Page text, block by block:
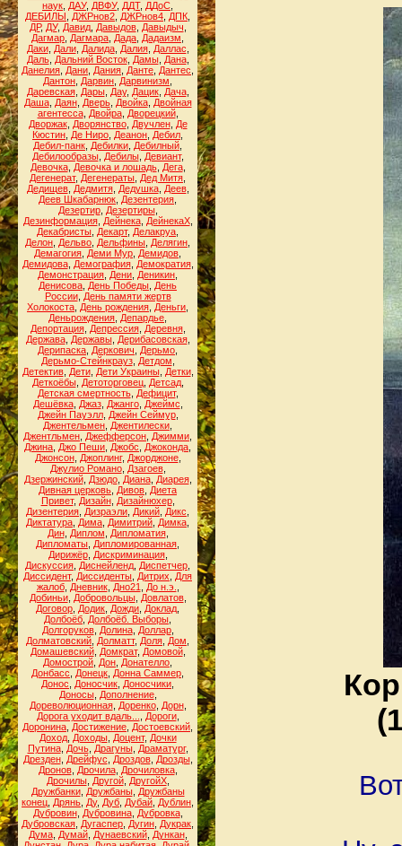
наук ДАУ, ДВФУ, ДДТ, ДДоС
ДЕБИЛЫ
ДЖРнов2 ДЖРнов4 ДПК
ДР, ДУ, Давид, Давыдов, Давыдыч
Дагмар Дагмара Дада Дадаизм
Даки, Дали, Далида, Далия, Даллас
Даль, Дальний Восток, Дамы, Дана,
Данелия Дани Дания Данте Дантес
Дантон Дарвин Дарвинизм
Даревская, Дары, Дау, Дацик, Дача,
Даша, Даян, Дверь, Двойка, Двойная
агентесса, Двойра, Дворецкий,
Дворжак, Дворянство, Двучлен, Де
Кюстин Де Ниро Деанон Дебил
Дебил-панк Дебилки Дебилный
Дебилообразы, Дебилы, Девиант,
Девочка, Девочка и лошадь, Дега,
Дегенерат, Дегенераты Дед Митя
Дедищев, Дедмитя, Дедушка, Деев,
Деев Шкабарнюк Дезентерия
Дезертир, Дезертиры,
Дезинформация, Дейнека, ДейнекаХ,
Декабристы Декарт, Делакруа
Делон Дельво Дельфины Делягин
Демагогия Деми Мур Демидов
Демидова, Демография, Демократия,
Демонстрация Дени Деникин
Денисова День Победы День
России, День памяти жертв
Холокоста День рождения Деньги
Деньрождения Депардье
Депортация, Депрессия, Деревня,
Держава, Державы, Дерибасовская,
Дерипаска Деркович Дерьмо
Дерьмо-Стейнкрауз, Детдом
Детектив, Дети, Дети Украины, Детки,
Деткоёбы, Детоторговец, Детсад,
Детская смертность, Дефицит,
Дешёвка, Джаз, Джанго, Джеймс
Джейн Пауэлл, Джейн Сеймур,
Джентельмен Джентилески
Джентльмен Джефферсон Джимми
Джина Джо Пеши Джобс Джоконда
Джонсон, Джоплинг, Джорджоне,
Джулио Романо, Дзагоев,
Дзержинский, Дзюдо, Диана, Диарея,
Дивная церковь Дивов Диета
Привет, Дизайн, Дизайнюхер,
Дизентерия Дизраэли Дикий Дикс
Диктатура Дима Димитрий Димка
Дин, Диплом Дипломатия,
Дипломаты Дипломированная
Дирижёр, Дискриминация,
Дискуссия Диснейленд Диспетчер
Диссидент, Диссиденты Дитрих
Для
жалоб, Дневник, Дно21 До н.э.
Добиньи, Добровольцы, Довлатов,
Договор Додик Дожди Доклад
Долбоёб Долбоёб. Выборы
Долгоруков, Долина, Доллар,
Долматовский Долматт, Доля Дом
Домашевский, Домкрат, Домовой,
Домострой Дон Донателло
Донбасс
Донецк Донна Саммер
Донос
Доносчик Доносчики
Доносы, Дополнение,
Дореволюционная, Доренко, Дорн,
Дорога уходит вдаль...
Дороги,
Доронина Достижение Достоевский
Доход, Доходы, Доцент, Дочки
Путина, Дочь, Драгуны, Драматург,
Дрезден, Дрейфус Дроздов, Дрозды,
Дронов, Дрочила, Дрочиловка,
Дрочилы, Другой, ДругойХ,
Дружбанки, Дружбаны, Дружбаны
конец Дрянь Ду, Дуб Дубай Дублин
Дубровин, Дубровина, Дубровка,
Дубровская Дугаспер Дугин Дукрак
Дума, Думай, Дунаевский, Дункан,